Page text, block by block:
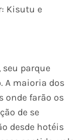
Kisutu e
parque
A maioria dos
onde farão os
de se
desde hotéis